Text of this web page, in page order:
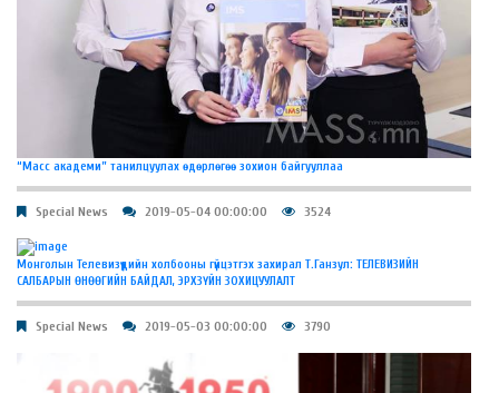
“Масс академи” танилцуулах өдөрлөгөө зохион байгууллаа
Special News 2019-05-04 00:00:00 3524
Монголын Телевизүүдийн холбооны гүйцэтгэх захирал Т.Ганзул: ТЕЛЕВИЗИЙН
САЛБАРЫН ӨНӨӨГИЙН БАЙДАЛ, ЭРХЗҮЙН ЗОХИЦУУЛАЛТ
Special News 2019-05-03 00:00:00 3790